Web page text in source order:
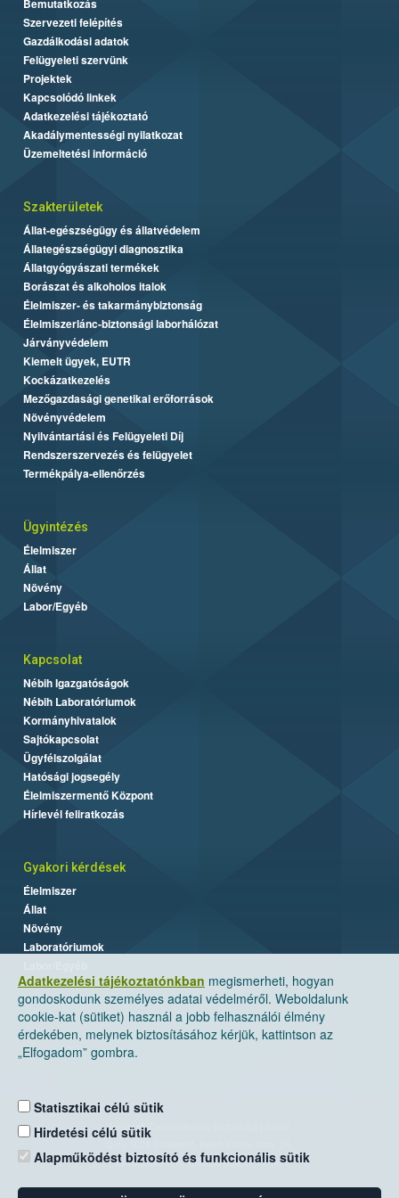
Adatkezelési tájékoztatónkban megismerheti, hogyan
gondoskodunk személyes adatai védelméről. Weboldalunk
cookie-kat (sütiket) használ a jobb felhasználói élmény
érdekében, melynek biztosításához kérjük, kattintson az
„Elfogadom” gombra.
Statisztikai célú sütik
Hirdetési célú sütik
Alapműködést biztosító és funkcionális sütik
Bemutatkozás
Szervezeti felépítés
Gazdálkodási adatok
Felügyeleti szervünk
Projektek
Kapcsolódó linkek
Adatkezelési tájékoztató
Akadálymentességi nyilatkozat
Üzemeltetési információ
Szakterületek
Állat-egészségügy és állatvédelem
Állategészségügyi diagnosztika
Állatgyógyászati termékek
Borászat és alkoholos italok
Élelmiszer- és takarmánybiztonság
Élelmiszerlánc-biztonsági laborhálózat
Járványvédelem
Kiemelt ügyek, EUTR
Kockázatkezelés
Mezőgazdasági genetikai erőforrások
Növényvédelem
Nyilvántartási és Felügyeleti Díj
Rendszerszervezés és felügyelet
Termékpálya-ellenőrzés
Ügyintézés
Élelmiszer
Állat
Növény
Labor/Egyéb
Kapcsolat
Nébih Igazgatóságok
Nébih Laboratóriumok
Kormányhivatalok
Sajtókapcsolat
Ügyfélszolgálat
Hatósági jogsegély
Élelmiszermentő Központ
Hírlevél feliratkozás
Gyakori kérdések
Élelmiszer
Állat
Növény
Laboratóriumok
Nemzeti Élelmiszerlánc-biztonsági Hivatal
Levelezési cím: 1525 Budapest. Pf. 30.